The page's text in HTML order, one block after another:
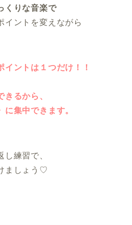
くりな音楽で
イントを変えながら
イントは１つだけ！！
きるから、
に集中できます。
し練習で、
ましょう♡